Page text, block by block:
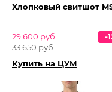
Хлопковый свитшот
29 600 руб.
33 650 руб.
-
Купить на ЦУМ